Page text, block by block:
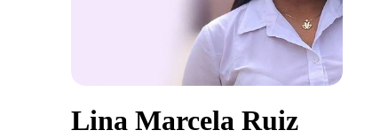
Lina Marcela Ruiz